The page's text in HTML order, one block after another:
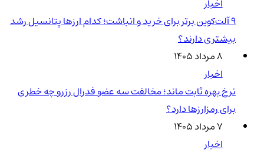
۹ آلت‌کوین برتر برای خرید و انباشت؛ کدام ارزها پتانسیل رشد
بیشتری دارند؟
۸ مرداد ۱۴۰۵
اخبار
نرخ بهره ثابت ماند؛ مخالفت سه عضو فدرال رزرو چه خطری
برای رمزارزها دارد؟
۷ مرداد ۱۴۰۵
اخبار